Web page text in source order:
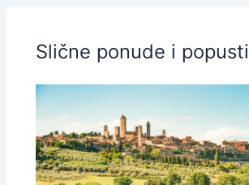
Slične ponude i popusti